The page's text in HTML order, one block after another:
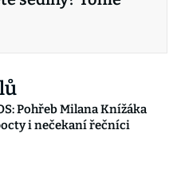
Pohřeb Milana Knížáka
i nečekaní řečníci